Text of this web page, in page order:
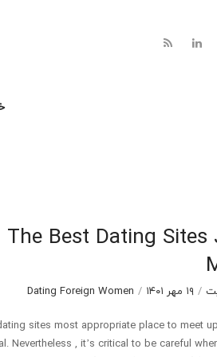
The Best Dating
/ ۱۹ مهر ۱۴۰۱ /
Dating Foreign Women
sites most appropriate place to meet
Nevertheless , it’s critical to be careful